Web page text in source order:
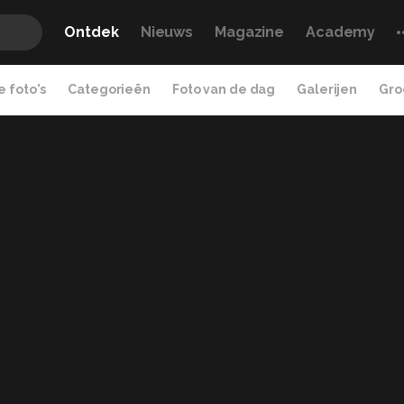
Ontdek Nieuws Magazine Academy
foto's Categorieën Foto van de dag Galerijen